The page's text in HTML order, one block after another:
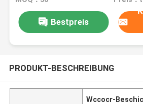
Bestpreis
PRODUKT-BESCHREIBUNG
Wccocr-